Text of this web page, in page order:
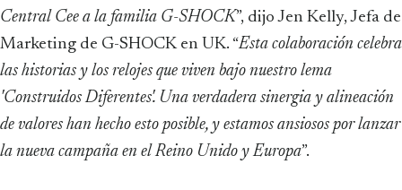
Central Cee a la familia G-SHOCK”, dijo Jen Kelly, Jefa de
Marketing de G-SHOCK en UK. “Esta colaboración celebra
las historias y los relojes que viven bajo nuestro lema
'Construidos Diferentes'. Una verdadera sinergia y alineación
de valores han hecho esto posible, y estamos ansiosos por lanzar
la nueva campaña en el Reino Unido y Europa”.